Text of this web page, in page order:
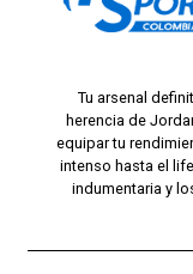
Tu arsenal
herencia de
equipar tu
intenso hasta el
indumentaria y